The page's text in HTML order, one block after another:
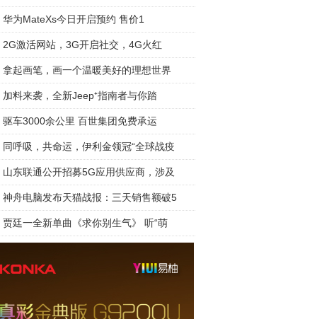
华为MateXs今日开启预约 售价1
2G激活网站，3G开启社交，4G火红
拿起画笔，画一个温暖美好的理想世界
加料来袭，全新Jeep⁺指南者与你踏
驱车3000余公里 百世集团免费承运
同呼吸，共命运，伊利金领冠“全球战疫
山东联通公开招募5G应用供应商，涉及
神舟电脑发布天猫战报：三天销售额破5
贾廷一全新单曲《求你别生气》 听“萌